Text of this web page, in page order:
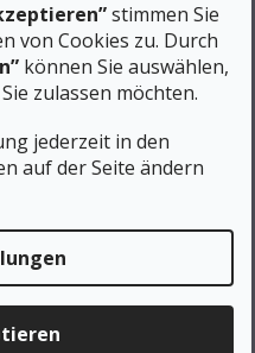
stimmen Sie
von Cookies zu. Durch
können Sie auswählen,
zulassen möchten.
jederzeit in den
auf der Seite ändern
HIKING SOCKS
Kreide - rot